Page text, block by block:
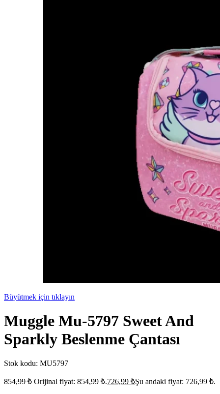
Büyütmek için tıklayın
Muggle Mu-5797 Sweet And
Sparkly Beslenme Çantası
Stok kodu: MU5797
854,99₺ Orijinal fiyat: 854,99 ₺.726,99 ₺Şu andaki fiyat: 726,99 ₺.